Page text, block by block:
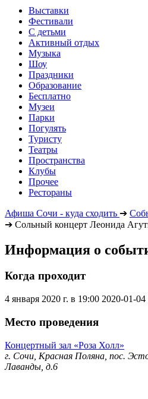
Выставки
Фестивали
С детьми
Активный отдых
Музыка
Шоу
Праздники
Образование
Бесплатно
Музеи
Парки
Погулять
Туристу
Театры
Пространства
Клубы
Прочее
Рестораны
Афиша Сочи - куда сходить ➔
➔ Сольный концерт Леонида
Информация о
Когда проходит
4 января 2020 г. в 19:00 2020-01-04
Место проведения
Концертный зал «Роза Холл»
г. Сочи, Красная Поляна, пос.
Лаванды, д.6